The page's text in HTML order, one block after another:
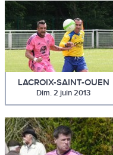
LACROIX-SAINT-OUEN
Dim. 2 juin 2013